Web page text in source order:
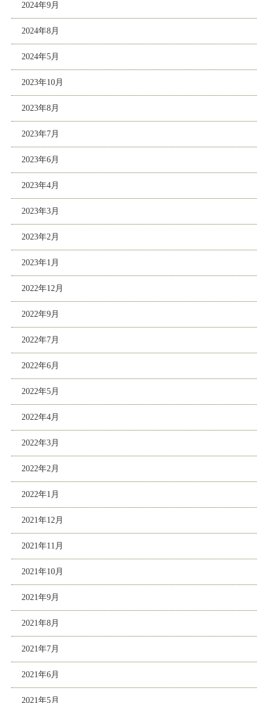
2024年9月
2024年8月
2024年5月
2023年10月
2023年8月
2023年7月
2023年6月
2023年4月
2023年3月
2023年2月
2023年1月
2022年12月
2022年9月
2022年7月
2022年6月
2022年5月
2022年4月
2022年3月
2022年2月
2022年1月
2021年12月
2021年11月
2021年10月
2021年9月
2021年8月
2021年7月
2021年6月
2021年5月